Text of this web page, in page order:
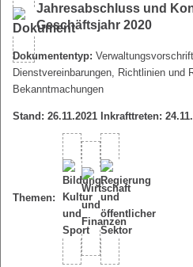
Jahresabschluss und
Geschäftsjahr 2020
Dokumententyp:
Dienstvereinbarungen, Richtlinien und
Bekanntmachungen
Stand: 26.11.2021 Inkrafttreten:
Themen: